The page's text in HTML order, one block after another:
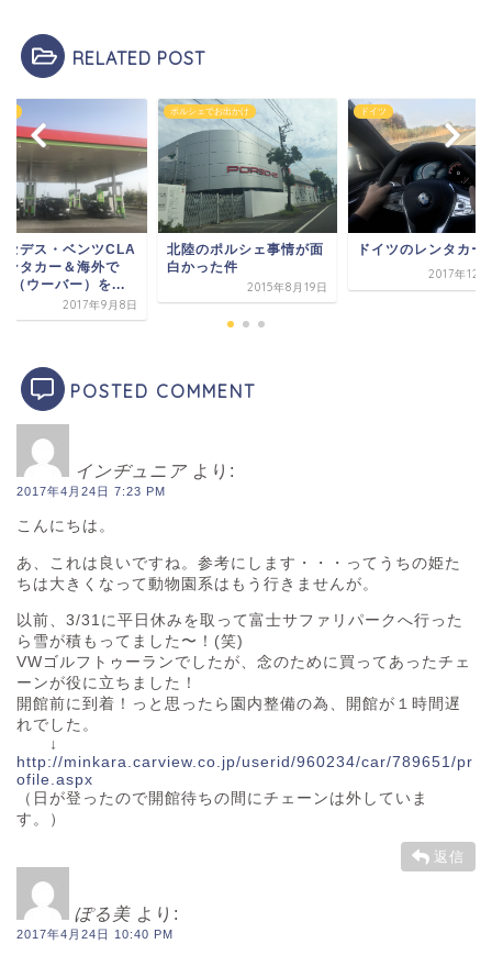
RELATED POST
ェでお出かけ
のポルシェ事情が面
った件
2015年8月19日
ドイツ
ドイツのレンタカー
イタリア
メルセデス・ベンツ
のレンタカー＆海外
Uber（ウーバー）
POSTED COMMENT
インヂュニア より:
2017年4月24日 7:23 PM
こんにちは。
あ、これは良いですね。参考にします・・・ってうちの姫た
ちは大きくなって動物園系はもう行きませんが。
以前、3/31に平日休みを取って富士サファリパークへ行った
ら雪が積もってました〜！(笑)
VWゴルフトゥーランでしたが、念のために買ってあったチェ
ーンが役に立ちました！
開館前に到着！っと思ったら園内整備の為、開館が１時間遅
れでした。
↓
http://minkara.carview.co.jp/userid/960234/car/789651/pr
ofile.aspx
（日が登ったので開館待ちの間にチェーンは外していま
す。）
返信
ぽる美 より:
2017年4月24日 10:40 PM